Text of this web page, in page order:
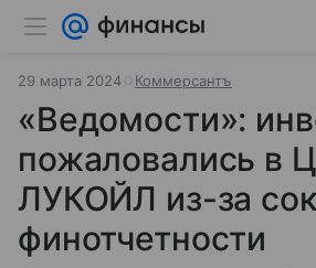
29 марта 2024 Коммерсантъ
«Ведомости»:
пожаловались в
ЛУКОЙЛ из-за
финотчетности